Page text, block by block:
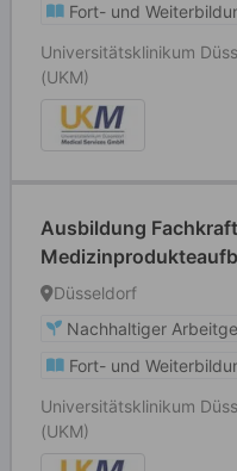
Fort- und
Universitätsklinikum
(UKM)
Ausbildung
Düsseldorf
Nachhaltiger
Fort- und
Universitätsklinikum
(UKM)